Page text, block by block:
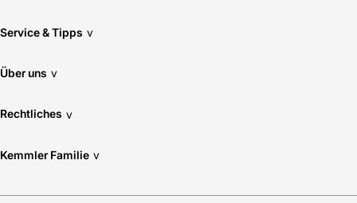
Service & Tipps v
Über uns v
Rechtliches v
Kemmler Familie v